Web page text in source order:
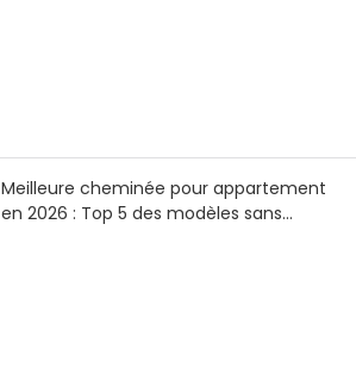
Meilleure cheminée pour appartement
en 2026 : Top 5 des modèles sans